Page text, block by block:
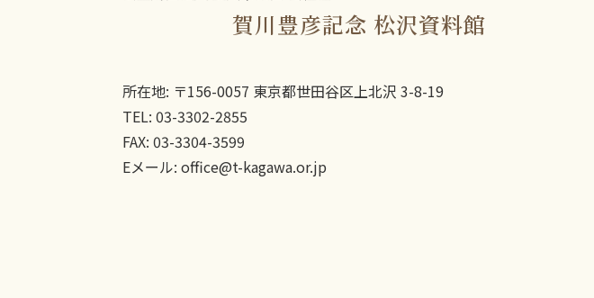
賀川豊彦記念 松沢資料館
所在地: 〒156-0057 東京都世田谷区上北沢 3-8-19
TEL: 03-3302-2855
FAX: 03-3304-3599
Eメール: office@t-kagawa.or.jp